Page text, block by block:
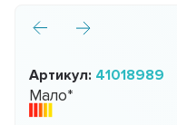
Артикул: 41018989
Мало*